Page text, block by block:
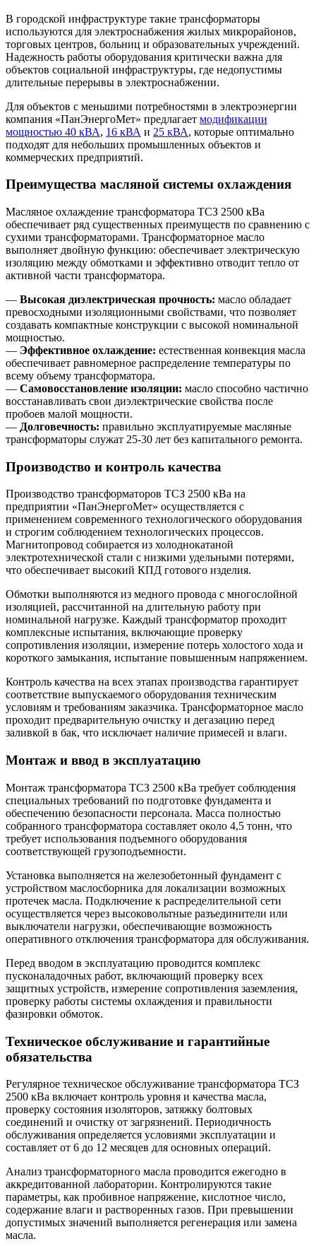
В городской инфраструктуре такие трансформаторы
используются для электроснабжения жилых микрорайонов,
торговых центров, больниц и образовательных учреждений.
Надежность работы оборудования критически важна для
объектов социальной инфраструктуры, где недопустимы
длительные перерывы в электроснабжении.
Для объектов с меньшими потребностями в электроэнергии
компания «ПанЭнергоМет» предлагает модификации
мощностью 40 кВА, 16 кВА и 25 кВА, которые оптимально
подходят для небольших промышленных объектов и
коммерческих предприятий.
Преимущества масляной системы охлаждения
Масляное охлаждение трансформатора ТСЗ 2500 кВа
обеспечивает ряд существенных преимуществ по сравнению с
сухими трансформаторами. Трансформаторное масло
выполняет двойную функцию: обеспечивает электрическую
изоляцию между обмотками и эффективно отводит тепло от
активной части трансформатора.
— Высокая диэлектрическая прочность: масло обладает
превосходными изоляционными свойствами, что позволяет
создавать компактные конструкции с высокой номинальной
мощностью.
— Эффективное охлаждение: естественная конвекция масла
обеспечивает равномерное распределение температуры по
всему объему трансформатора.
— Самовосстановление изоляции: масло способно частично
восстанавливать свои диэлектрические свойства после
пробоев малой мощности.
— Долговечность: правильно эксплуатируемые масляные
трансформаторы служат 25-30 лет без капитального ремонта.
Производство и контроль качества
Производство трансформаторов ТСЗ 2500 кВа на
предприятии «ПанЭнергоМет» осуществляется с
применением современного технологического оборудования
и строгим соблюдением технологических процессов.
Магнитопровод собирается из холоднокатаной
электротехнической стали с низкими удельными потерями,
что обеспечивает высокий КПД готового изделия.
Обмотки выполняются из медного провода с многослойной
изоляцией, рассчитанной на длительную работу при
номинальной нагрузке. Каждый трансформатор проходит
комплексные испытания, включающие проверку
сопротивления изоляции, измерение потерь холостого хода и
короткого замыкания, испытание повышенным напряжением.
Контроль качества на всех этапах производства гарантирует
соответствие выпускаемого оборудования техническим
условиям и требованиям заказчика. Трансформаторное масло
проходит предварительную очистку и дегазацию перед
заливкой в бак, что исключает наличие примесей и влаги.
Монтаж и ввод в эксплуатацию
Монтаж трансформатора ТСЗ 2500 кВа требует соблюдения
специальных требований по подготовке фундамента и
обеспечению безопасности персонала. Масса полностью
собранного трансформатора составляет около 4,5 тонн, что
требует использования подъемного оборудования
соответствующей грузоподъемности.
Установка выполняется на железобетонный фундамент с
устройством маслосборника для локализации возможных
протечек масла. Подключение к распределительной сети
осуществляется через высоковольтные разъединители или
выключатели нагрузки, обеспечивающие возможность
оперативного отключения трансформатора для обслуживания.
Перед вводом в эксплуатацию проводится комплекс
пусконаладочных работ, включающий проверку всех
защитных устройств, измерение сопротивления заземления,
проверку работы системы охлаждения и правильности
фазировки обмоток.
Техническое обслуживание и гарантийные
обязательства
Регулярное техническое обслуживание трансформатора ТСЗ
2500 кВа включает контроль уровня и качества масла,
проверку состояния изоляторов, затяжку болтовых
соединений и очистку от загрязнений. Периодичность
обслуживания определяется условиями эксплуатации и
составляет от 6 до 12 месяцев для основных операций.
Анализ трансформаторного масла проводится ежегодно в
аккредитованной лаборатории. Контролируются такие
параметры, как пробивное напряжение, кислотное число,
содержание влаги и растворенных газов. При превышении
допустимых значений выполняется регенерация или замена
масла.